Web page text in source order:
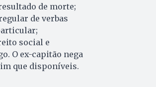
de morte;
de verbas
social e
O ex-capitão nega
que disponíveis.